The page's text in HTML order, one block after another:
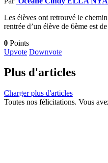
Les élèves ont retrouvé le
rentrée d’un élève de 6ème est
0 Points
Upvote Downvote
Plus d'articles
Charger plus d'articles
Toutes nos félicitations. Vous